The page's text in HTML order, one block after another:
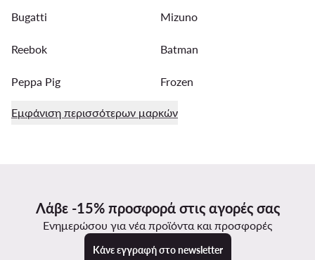
Bugatti Mizuno
Reebok Batman
Peppa Pig Frozen
Εμφάνιση περισσότερων μαρκών
Λάβε -15% προσφορά στις αγορές σας
Ενημερώσου για νέα προϊόντα και προσφορές
Κάνε εγγραφή στο newsletter